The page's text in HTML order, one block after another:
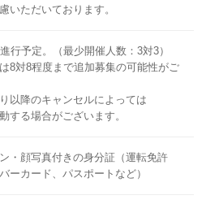
いただいております。
行予定。（最少開催人数：3対3）
8対8程度まで追加募集の可能性がご
以降のキャンセルによっては
する場合がございます。
・顔写真付きの身分証（運転免許
ーカード、パスポートなど）